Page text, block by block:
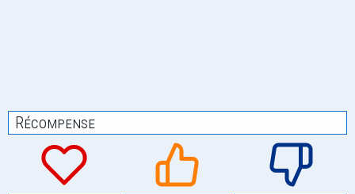
Récompense